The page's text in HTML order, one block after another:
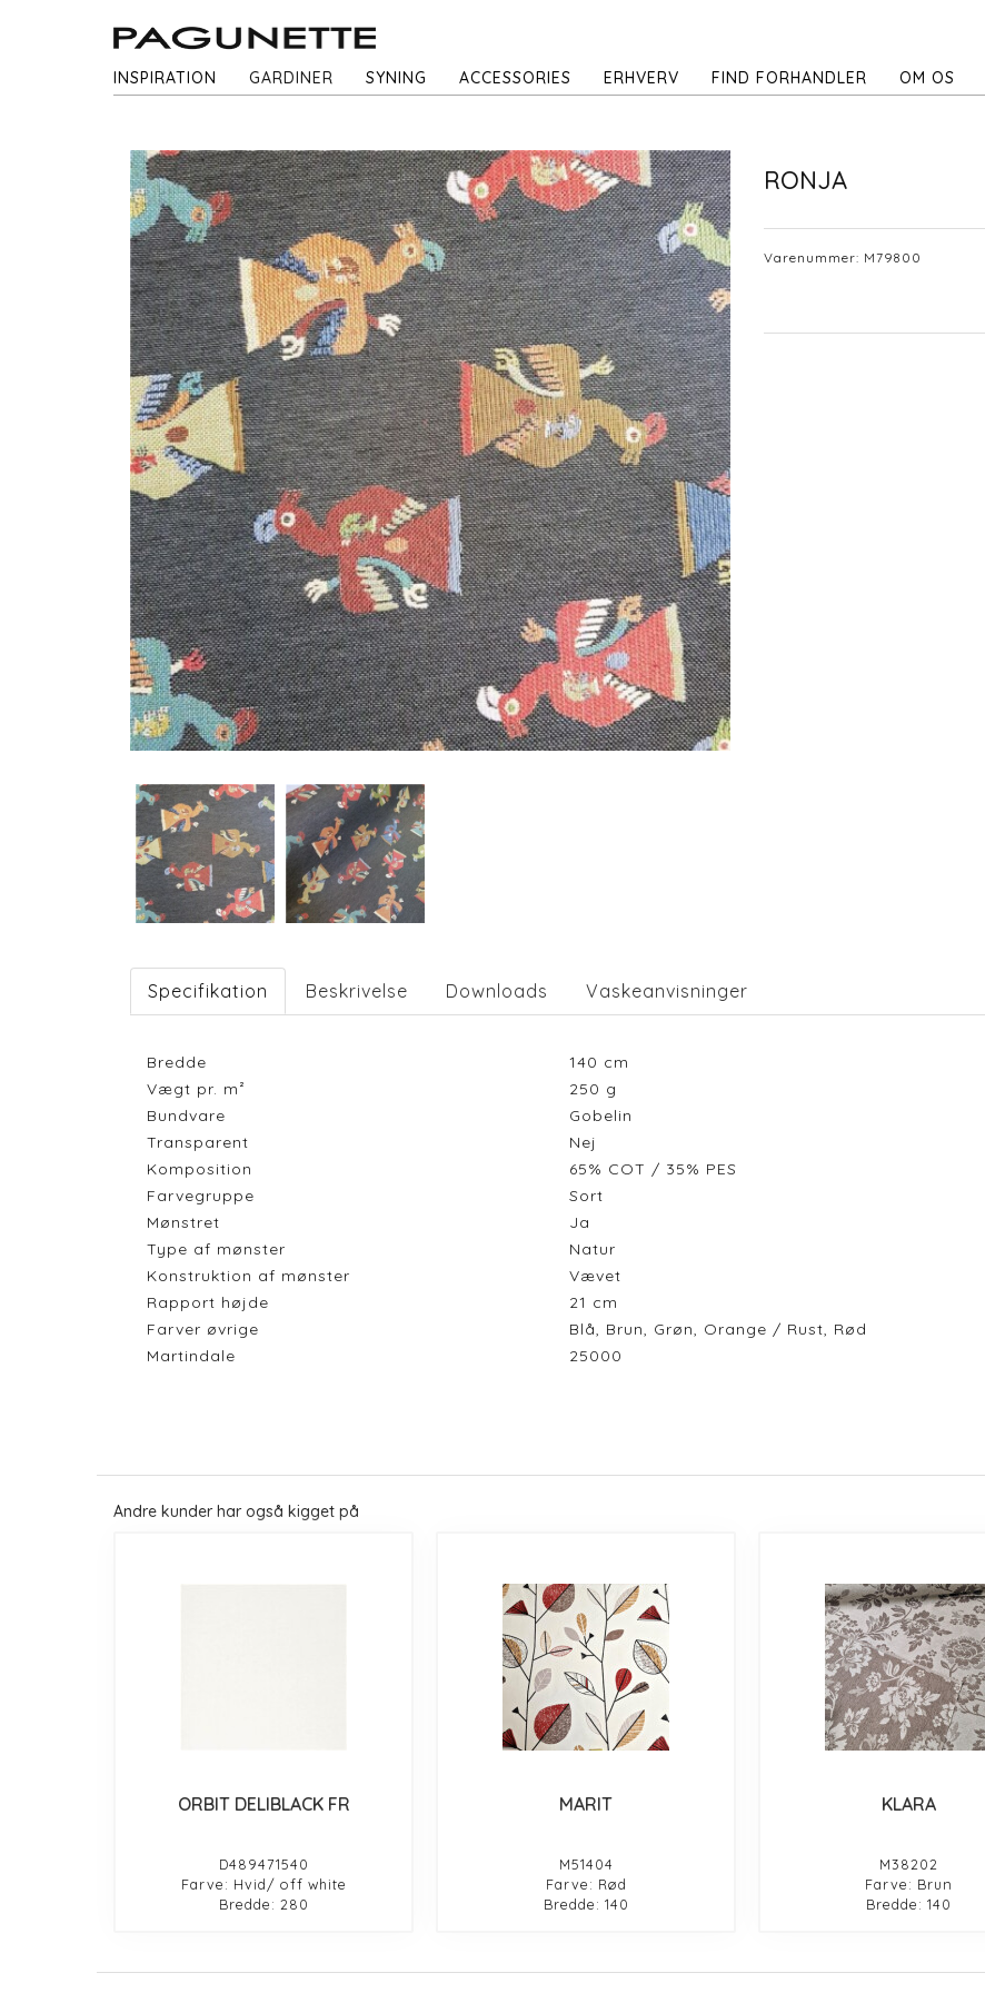
INSPIRATION GARDINER SYNING ACCESSORIES ERHVERV FIND FORHANDLER OM OS
RONJA
Varenummer: M79800
Specifikation Beskrivelse Downloads Vaskeanvisninger
Bredde 140 cm
Vægt pr. m²
250 g
Bundvare
Gobelin
Transparent
Nej
Komposition
65% COT / 35% PES
Farvegruppe
Sort
Mønstret
Ja
Type af mønster
Natur
Konstruktion af mønster
Vævet
Rapport højde
21 cm
Farver øvrige
Blå, Brun, Grøn, Orange / Rust, Rød
Martindale
25000
Andre kunder har også kigget på
ORBIT DELIBLACK FR
D489471540
Farve: Hvid/ off white
Bredde: 280
MARIT
M51404
Farve: Rød
Bredde: 140
KLARA
M38202
Farve: Brun
Bredde: 140